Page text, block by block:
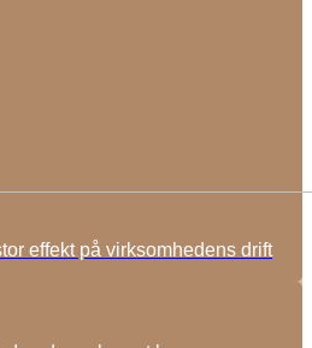
effekt på virksomhedens drift